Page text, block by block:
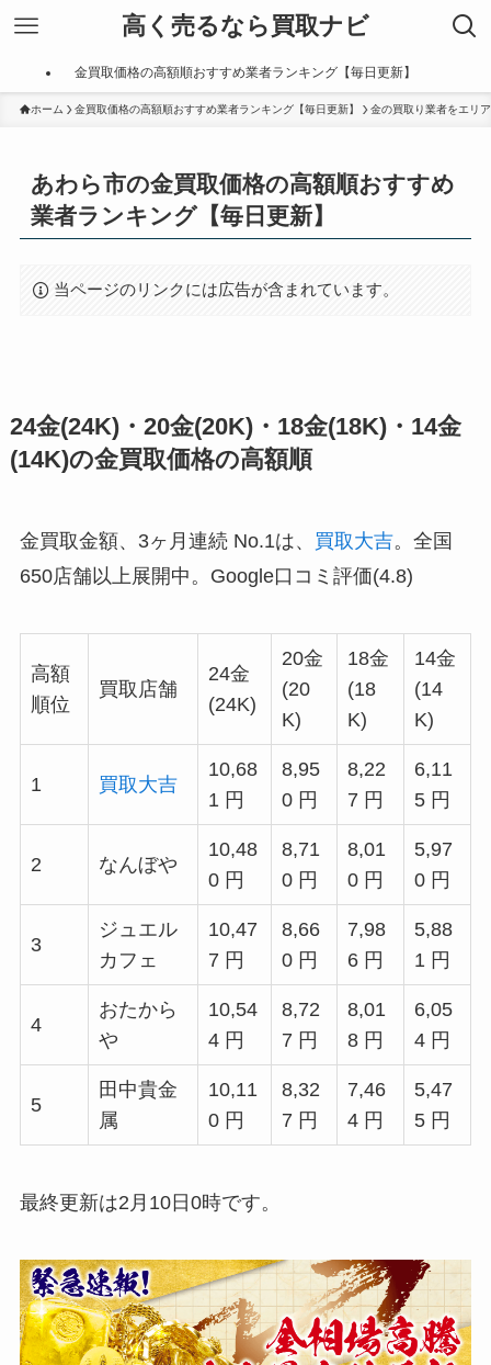
高く売るなら買取ナビ
金買取価格の高額順おすすめ業者ランキング【毎日更新】
ホーム 金買取価格の高額順おすすめ業者ランキング【毎日更新】 金の買取り業者をエリ
あわら市の金買取価格の高額順おすすめ
業者ランキング【毎日更新】
当ページのリンクには広告が含まれています。
24金(24K)・20金(20K)・18金(18K)・14金
(14K)の金買取価格の高額順
金買取金額、3ヶ月連続 No.1は、 買取大吉。全国
650店舗以上展開中。Google口コミ評価(4.8)
高額
順位
買取店舗
24金
(24K)
20金
(20
K)
18金
(18
K)
14金
(14
K)
1 買取大吉
10,68
1 円
8,95
0 円
8,22
7 円
6,11
5 円
2 なんぼや
10,48
0 円
8,71
0 円
8,01
0 円
5,97
0 円
3
ジュエル
カフェ
10,47
7 円
8,66
0 円
7,98
6 円
5,88
1 円
4
おたから
や
10,54
4 円
8,72
7 円
8,01
8 円
6,05
4 円
5
田中貴金
属
10,11
0 円
8,32
7 円
7,46
4 円
5,47
5 円
最終更新は2月10日0時です。